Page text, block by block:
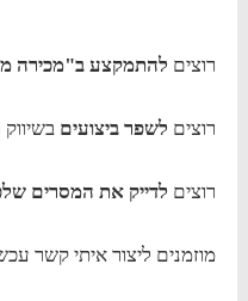
רוצים להתמקצע ב"מכירה
רוצים לשפר ביצועים בשיווק
רוצים לדייק את המסרים
מוזמנים ליצור איתי קשר